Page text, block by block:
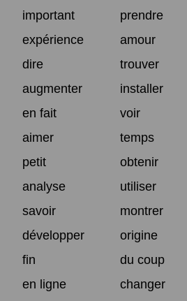
important
prendre
expérience
amour
dire
trouver
augmenter
installer
en fait
voir
aimer
temps
petit
obtenir
analyse
utiliser
savoir
montrer
développer
origine
fin
du coup
en ligne
changer